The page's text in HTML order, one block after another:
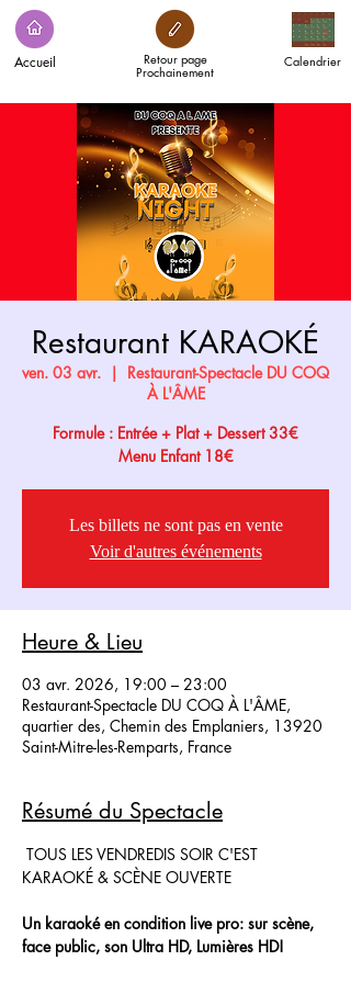
Accueil Calendrier
Retour page
Prochainement
Restaurant KARAOKÉ
ven. 03 avr.
  |
Restaurant-Spectacle DU COQ
À L'ÂME
Formule : Entrée + Plat + Dessert 33€
Menu Enfant 18€
Les billets ne sont pas en vente
Voir d'autres événements
Heure & Lieu
03 avr. 2026, 19:00 – 23:00
Restaurant-Spectacle DU COQ À L'ÂME,
quartier des, Chemin des Emplaniers, 13920
Saint-Mitre-les-Remparts, France
Résumé du Spectacle
TOUS LES VENDREDIS SOIR C'EST
KARAOKÉ & SCÈNE OUVERTE
Un karaoké en condition live pro: sur scène,
face public, son Ultra HD, Lumières HD!